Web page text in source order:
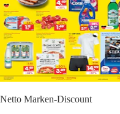
Netto Marken-Discount